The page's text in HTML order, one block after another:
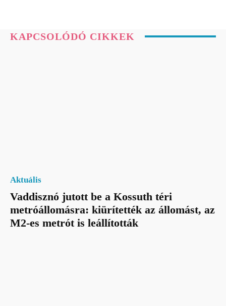
KAPCSOLÓDÓ CIKKEK
Aktuális
Vaddisznó jutott be a Kossuth téri
metróállomásra: kiürítették az állomást, az
M2-es metrót is leállították